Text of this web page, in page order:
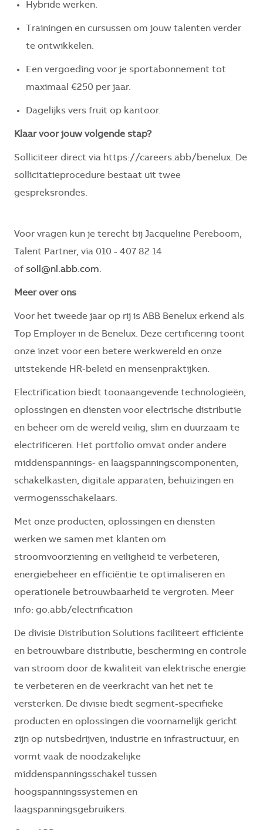
Hybride werken.
Trainingen en cursussen om jouw talenten verder
te ontwikkelen.
Een vergoeding voor je sportabonnement tot
maximaal €250 per jaar.
Dagelijks vers fruit op kantoor.
Klaar voor jouw volgende stap?
Solliciteer direct via https://careers.abb/benelux. De
sollicitatieprocedure bestaat uit twee
gespreksrondes.
Voor vragen kun je terecht bij Jacqueline Pereboom,
Talent Partner, via 010 - 407 82 14
of soll@nl.abb.com.
Meer over ons
Voor het tweede jaar op rij is ABB Benelux erkend als
Top Employer in de Benelux. Deze certificering toont
onze inzet voor een betere werkwereld en onze
uitstekende HR-beleid en mensenpraktijken.
Electrification biedt toonaangevende technologieën,
oplossingen en diensten voor electrische distributie
en beheer om de wereld veilig, slim en duurzaam te
electrificeren. Het portfolio omvat onder andere
middenspannings- en laagspanningscomponenten,
schakelkasten, digitale apparaten, behuizingen en
vermogensschakelaars.
Met onze producten, oplossingen en diensten
werken we samen met klanten om
stroomvoorziening en veiligheid te verbeteren,
energiebeheer en efficiëntie te optimaliseren en
operationele betrouwbaarheid te vergroten. Meer
info: go.abb/electrification
De divisie Distribution Solutions faciliteert efficiënte
en betrouwbare distributie, bescherming en controle
van stroom door de kwaliteit van elektrische energie
te verbeteren en de veerkracht van het net te
versterken. De divisie biedt segment-specifieke
producten en oplossingen die voornamelijk gericht
zijn op nutsbedrijven, industrie en infrastructuur, en
vormt vaak de noodzakelijke
middenspanningsschakel tussen
hoogspanningssystemen en
laagspanningsgebruikers.